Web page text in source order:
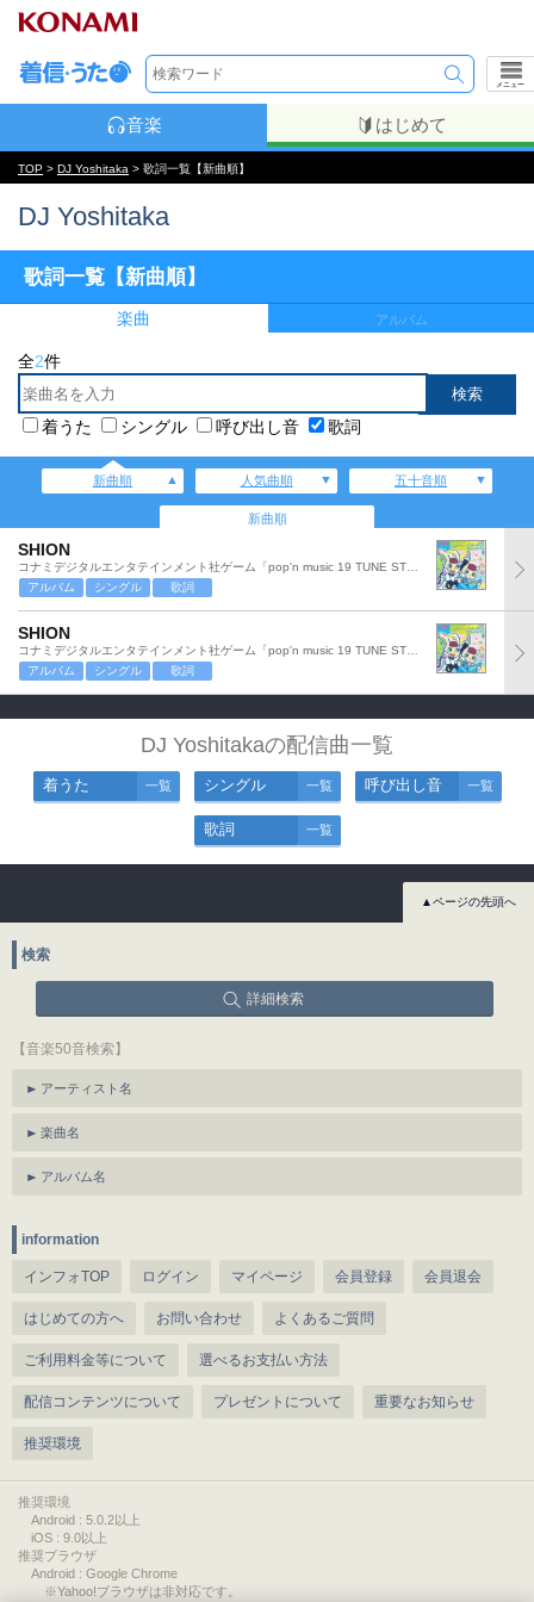
メニュー
音楽 はじめて
TOP > DJ Yoshitaka > 歌詞一覧【新曲順】
DJ Yoshitaka
歌詞一覧【新曲順】
楽曲 アルバム
全2件
着うた シングル 呼び出し音 歌詞
新曲順 人気曲順 五十音順
新曲順
SHION
アルバム
シングル 歌詞
SHION
アルバム
シングル 歌詞
DJ Yoshitakaの配信曲一覧
着うた 一覧 シングル 一覧 呼び出し音 一覧
歌詞 一覧
▲ページの先頭へ
検索
詳細検索
【音楽50音検索】
アーティスト名
楽曲名
アルバム名
information
インフォTOP ログイン マイページ 会員登録 会員退会
はじめての方へ お問い合わせ よくあるご質問
ご利用料金等について 選べるお支払い方法
配信コンテンツについて プレゼントについて 重要なお知らせ
推奨環境
推奨環境
Android : 5.0.2以上
iOS : 9.0以上
推奨ブラウザ
Android : Google Chrome
※Yahoo!ブラウザは非対応です。